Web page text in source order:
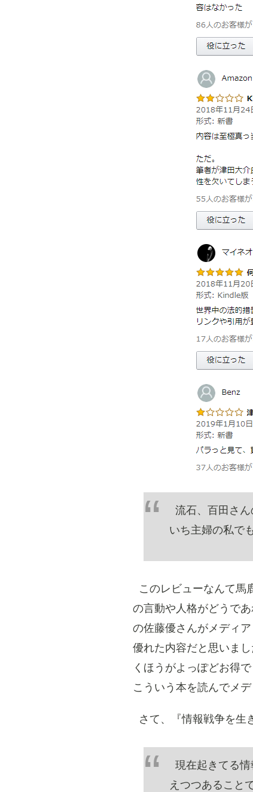
流石、百田さん
いち主婦の私で
このレビューなんて馬
の言動や人格がどうで
の佐藤優さんがメディ
優れた内容だと思いま
くほうがよっぽどお得
こういう本を読んでメ
さて、『情報戦争を生
現在起きてる
えつつあること